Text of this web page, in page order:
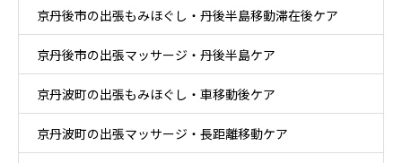
京丹後市の出張もみほぐし・丹後半島移動滞在後ケア
京丹後市の出張マッサージ・丹後半島ケア
京丹波町の出張もみほぐし・車移動後ケア
京丹波町の出張マッサージ・長距離移動ケア